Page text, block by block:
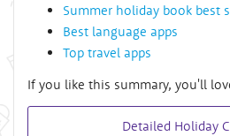
Summer holiday book best
Best language apps
Top travel apps
If you like this summary, you'll
Detailed Holiday